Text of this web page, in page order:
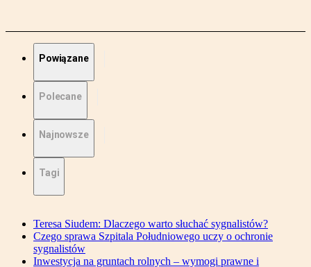
Powiązane
Polecane
Najnowsze
Tagi
Teresa Siudem: Dlaczego warto słuchać sygnalistów?
Czego sprawa Szpitala Południowego uczy o ochronie
sygnalistów
Inwestycja na gruntach rolnych – wymogi prawne i